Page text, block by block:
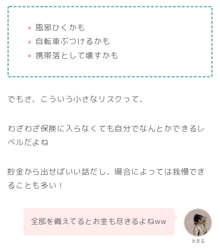
風邪ひくかも
自転車ぶつけるかも
携帯落として壊すかも
でもさ、こういう小さなリスクって、
わざわざ保険に入らなくても自分でなんとかできるレ
ベルだよね
貯金から出せばいい話だし、場合によっては我慢でき
ることも多い！
おまる
全部を備えてるとお金も尽きるよねww